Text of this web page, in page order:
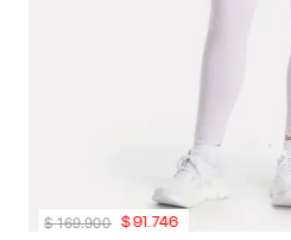
$ 169.900 $91.746